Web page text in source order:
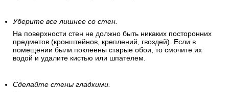
Уберите все лишнее со стен.
На поверхности стен не должно быть никаких посторонних
предметов (кронштейнов, креплений, гвоздей). Если в
помещении были поклеены старые обои, то смочите их
водой и удалите кистью или шпателем.
Сделайте стены гладкими.